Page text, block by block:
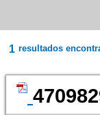
1 resultados